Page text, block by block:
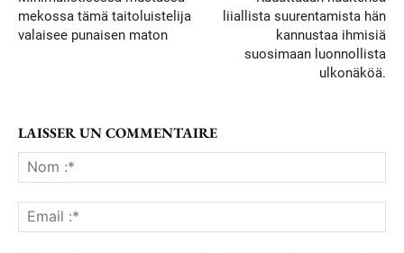
mekossa tämä taitoluistelija
valaisee punaisen maton
liiallista suurentamista hän
kannustaa ihmisiä
suosimaan luonnollista
ulkonäköä.
LAISSER UN COMMENTAIRE
:*
:*